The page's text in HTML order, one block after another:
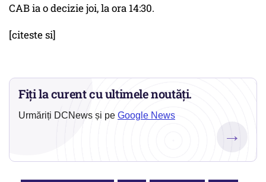
CAB ia o decizie joi, la ora 14:30.
[citeste si]
Fiți la curent cu ultimele noutăți.
Urmăriți DCNews și pe Google News
→